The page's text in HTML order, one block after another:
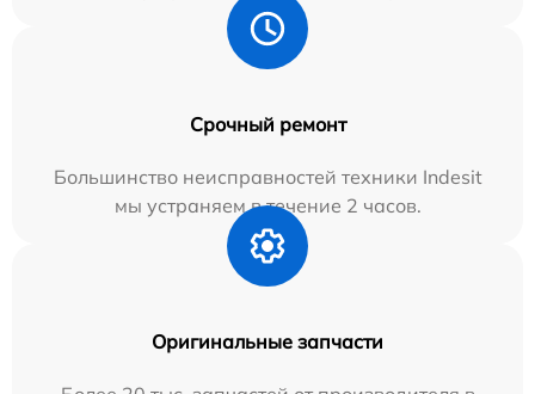
Срочный ремонт
Большинство неисправностей техники Indesit
мы устраняем в течение 2 часов.
Оригинальные запчасти